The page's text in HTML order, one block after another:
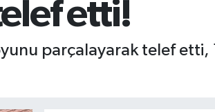
etti!
parçalayarak telef etti,